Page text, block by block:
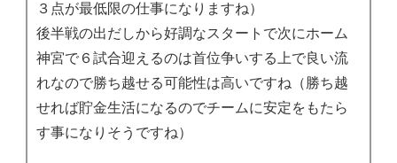
３点が最低限の仕事になりますね）
後半戦の出だしから好調なスタートで次にホーム
神宮で６試合迎えるのは首位争いする上で良い流
れなので勝ち越せる可能性は高いですね（勝ち越
せれば貯金生活になるのでチームに安定をもたら
す事になりそうですね）